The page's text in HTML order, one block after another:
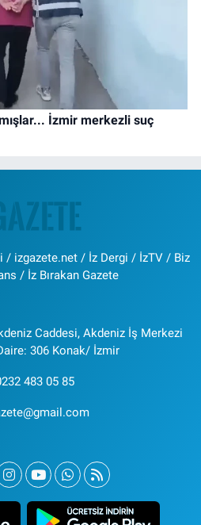
İzmir merkezli suç
/ izgazete.net / İz Dergi / İzTV / Biz
/ İz Bırakan Gazete
Caddesi, Akdeniz İş Merkezi
306 Konak/ İzmir
483 05 85